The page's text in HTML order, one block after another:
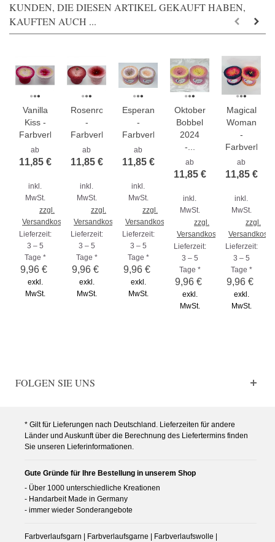
KUNDEN, DIE DIESEN ARTIKEL GEKAUFT HABEN,
KAUFTEN AUCH ...
Vanilla
Kiss -
Farbverlaufsgarn...
ab
11,85 €
inkl.
MwSt.
zzgl.
Versandkosten
Lieferzeit:
3 – 5
Tage *
9,96 €
exkl.
MwSt.
Rosenrot
-
Farbverlaufsgarn...
ab
11,85 €
inkl.
MwSt.
zzgl.
Versandkosten
Lieferzeit:
3 – 5
Tage *
9,96 €
exkl.
MwSt.
Esperanza
-
Farbverlaufsgarn...
ab
11,85 €
inkl.
MwSt.
zzgl.
Versandkosten
Lieferzeit:
3 – 5
Tage *
9,96 €
exkl.
MwSt.
Oktober
Bobbel
2024
-...
ab
11,85 €
inkl.
MwSt.
zzgl.
Versandkosten
Lieferzeit:
3 – 5
Tage *
9,96 €
exkl.
MwSt.
Magical
Woman
-
ab
11,85 €
inkl.
MwSt.
zzgl.
Lieferzeit:
3 – 5
Tage *
9,96 €
exkl.
MwSt.
FOLGEN SIE UNS
* Gilt für Lieferungen nach Deutschland. Lieferzeiten für andere
Länder und Auskunft über die Berechnung des Liefertermins finden
Sie unseren Lieferinformationen.
Gute Gründe für Ihre Bestellung in unserem Shop
- Über 1000 unterschiedliche Kreationen
- Handarbeit Made in Germany
- immer wieder Sonderangebote
Farbverlaufsgarn | Farbverlaufsgarne | Farbverlaufswolle |